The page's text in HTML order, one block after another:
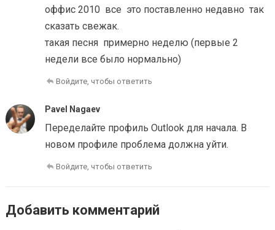
оффис 2010 все это поставленно недавно так
сказать свежак.
такая песня примерно неделю (первые 2
недели все было нормально)
Войдите, чтобы ответить
Pavel Nagaev
Переделайте профиль Outlook для начала. В
новом профиле проблема должна уйти.
Войдите, чтобы ответить
Добавить комментарий